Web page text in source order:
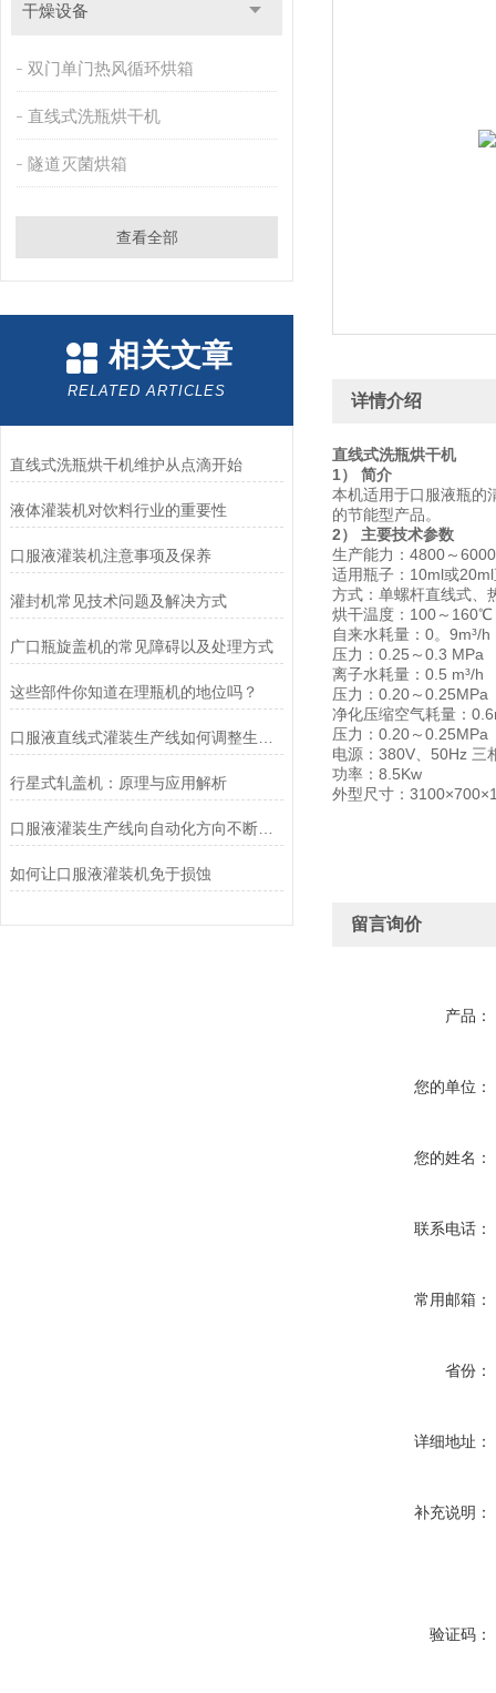
干燥设备
双门单门热风循环烘箱
直线式洗瓶烘干机
隧道灭菌烘箱
查看全部
相关文章
RELATED ARTICLES
直线式洗瓶烘干机维护从点滴开始
液体灌装机对饮料行业的重要性
口服液灌装机注意事项及保养
灌封机常见技术问题及解决方式
广口瓶旋盖机的常见障碍以及处理方式
这些部件你知道在理瓶机的地位吗？
行星式轧盖机：原理与应用解析
口服液灌装生产线向自动化方向不断发展壮大
如何让口服液灌装机免于损蚀
详情介绍
直线式洗瓶烘干机
1） 简介
本机适用于口服液瓶的
的节能型产品。
2） 主要技术参数
生产能力：4800～
适用瓶子：10ml或
方式：单螺杆直线式、
烘干温度：100～160℃
自来水耗量：0。9m³/
压力：0.25～0.3 MPa
离子水耗量：0.5 m³/h
压力：0.20～0.25MPa
净化压缩空气耗量：
压力：0.20～0.25MPa
电源：380V、50Hz 三
功率：8.5Kw
外型尺寸：
留言询价
产品：
您的单位：
您的姓名：
联系电话：
常用邮箱：
省份：
详细地址：
补充说明：
验证码：